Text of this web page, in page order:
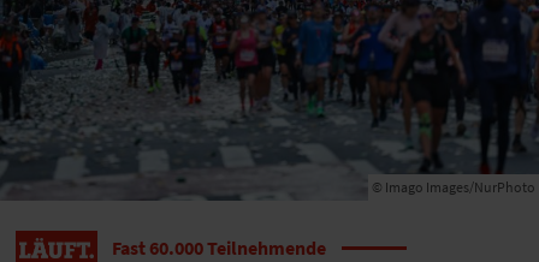
© Imago Images/NurPhoto
Fast 60.000 Teilnehmende